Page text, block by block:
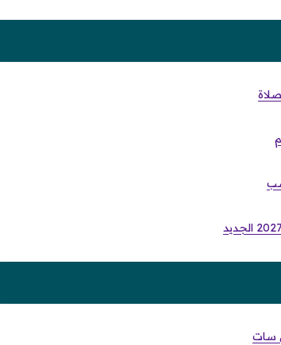
سات